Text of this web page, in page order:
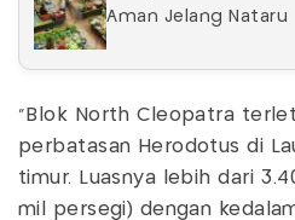
Aman Jelang Nataru
"Blok North Cleopatra
perbatasan Herodotus di
timur. Luasnya lebih dari
mil persegi) dengan